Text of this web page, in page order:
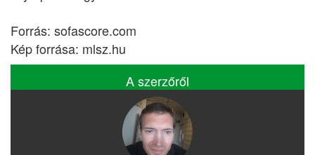
Forrás: sofascore.com
Kép forrása: mlsz.hu
A szerzőről